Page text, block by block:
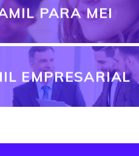
PARA MEI
EMPRESARIAL